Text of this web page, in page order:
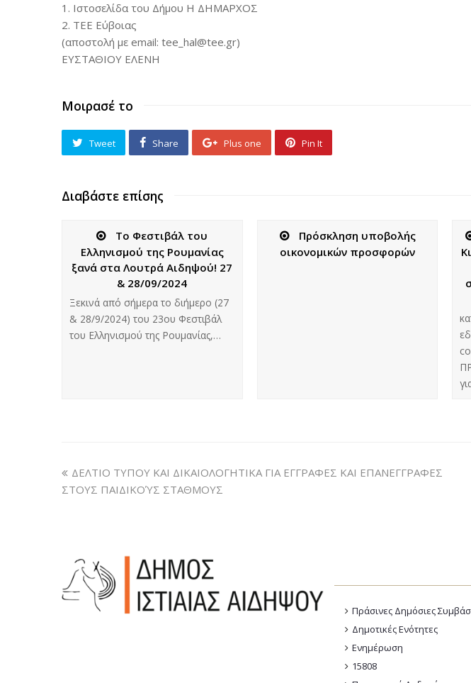
1. Ιστοσελίδα του Δήμου Η ΔΗΜΑΡΧΟΣ
2. ΤΕΕ Εύβοιας
(αποστολή με email: tee_hal@tee.gr)
ΕΥΣΤΑΘΙΟΥ ΕΛΕΝΗ
Μοιρασέ το
Tweet Share Plus one Pin It
Διαβάστε επίσης
Το Φεστιβάλ του
Ελληνισμού της Ρουμανίας
ξανά στα Λουτρά Αιδηψού! 27
& 28/09/2024
Ξεκινά από σήμερα το διήμερο (27
& 28/9/2024) του 23ου Φεστιβάλ
του Eλληνισμού της Ρουμανίας,…
Πρόσκληση υποβολής
οικονοµικών προσφορών
ΔΕΛΤΙΟ ΤΥΠΟΥ ΚΑΙ ΔΙΚΑΙΟΛΟΓΗΤΙΚΑ ΓΙΑ ΕΓΓΡΑΦΕΣ ΚΑΙ ΕΠΑΝΕΓΓΡΑΦΕΣ
ΣΤΟΥΣ ΠΑΙΔΙΚΟΎΣ ΣΤΑΘΜΟΥΣ
Πράσινες Δημόσιες
Δημοτικές Ενότητες
Ενημέρωση
15808